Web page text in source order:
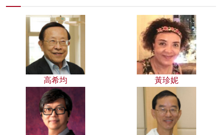
高希均 黃珍妮